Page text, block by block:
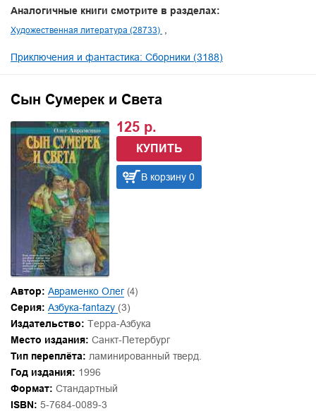
Аналогичные книги смотрите в разделах:
Художественная литература (28733)
Приключения и фантастика: Сборники (3188)
Сын Сумерек и Света
125 р.
КУПИТЬ
В корзину 0
Автор: Авраменко Олег (4)
Серия: Азбука-fantazy (3)
Издательство: Терра-Азбука
Место издания: Санкт-Петербург
Тип переплёта: ламинированный тверд.
Год издания: 1996
Формат: Стандартный
ISBN: 5-7684-0089-3